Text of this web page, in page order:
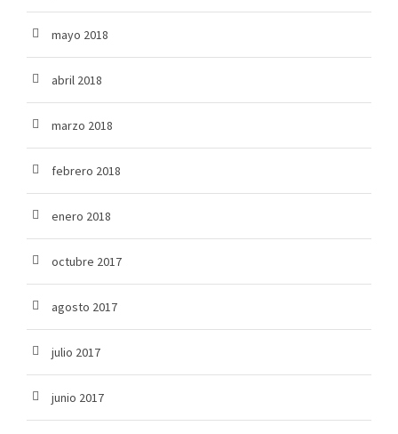
mayo 2018
abril 2018
marzo 2018
febrero 2018
enero 2018
octubre 2017
agosto 2017
julio 2017
junio 2017